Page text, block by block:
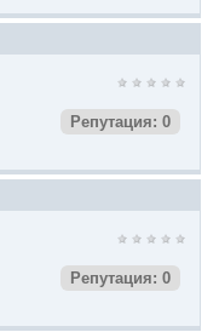
Репутация: 0
Репутация: 0